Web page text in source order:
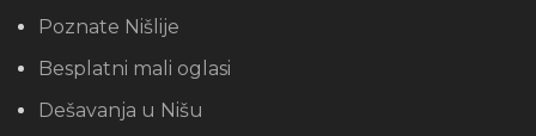
Poznate Nišlije
Besplatni mali oglasi
Dešavanja u Nišu